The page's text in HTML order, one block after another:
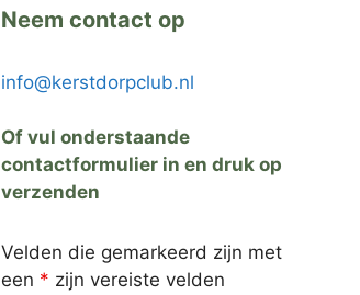
Neem contact op
info@kerstdorpclub.nl
Of vul onderstaande
contactformulier in en druk op
verzenden
Velden die gemarkeerd zijn met
een * zijn vereiste velden